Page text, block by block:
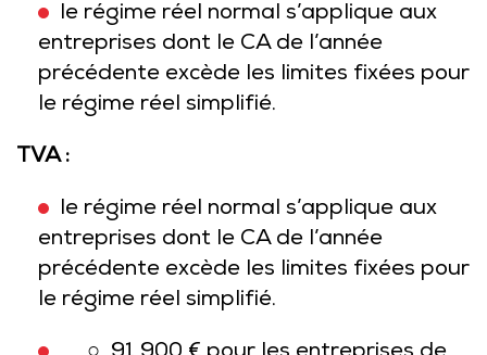
le régime réel normal s’applique aux
entreprises dont le CA de l’année
précédente excède les limites fixées pour
le régime réel simplifié.
TVA :
le régime réel normal s’applique aux
entreprises dont le CA de l’année
précédente excède les limites fixées pour
le régime réel simplifié.